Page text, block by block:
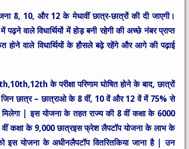
8, 10, और 12 के मेधावीं छात्र-छात्रों की दी जाएगी।
वाले विधार्थियों में होड़ बनी रहेगी की अच्छे नंबर प्राप्त
वाले विधार्थियों के हौसले बढ़े रहेंगे और आगे की पढ़ाई
के परीक्षा परिणामघोषित होने के बाद, छात्रों
जिन छात्र – छात्राओ के 8 वीं, 10 वें और 12 वें में 75% से
| इस योजना के तहत राज्य की 8 वीं कक्षा के 6000
कक्षा के 9,000 छात्रइस फ्रेश लैपटॉप योजना के लाभ के
इस योजना के अधीनलैपटॉप वितरितकिया जाना है | उन